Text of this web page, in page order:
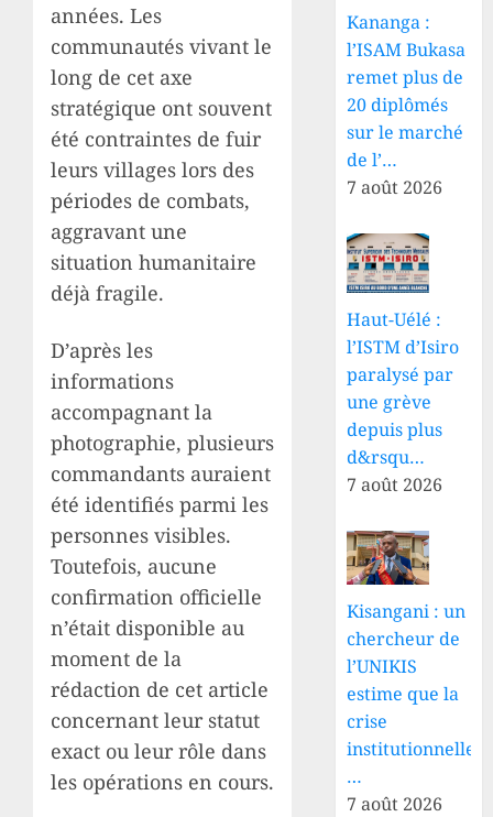
années. Les
communautés vivant le
long de cet axe
stratégique ont souvent
été contraintes de fuir
leurs villages lors des
périodes de combats,
aggravant une
situation humanitaire
déjà fragile.
D’après les
informations
accompagnant la
photographie, plusieurs
commandants auraient
été identifiés parmi les
personnes visibles.
Toutefois, aucune
confirmation officielle
n’était disponible au
moment de la
rédaction de cet article
concernant leur statut
exact ou leur rôle dans
les opérations en cours.
Kananga :
l’ISAM Bukasa
remet plus de
20 diplômés
sur le marché
de l’…
7 août 2026
Haut-Uélé :
l’ISTM d’Isiro
paralysé par
une grève
depuis plus
d&rsqu…
7 août 2026
Kisangani : un
chercheur de
l’UNIKIS
estime que la
crise
institutionnelle
…
7 août 2026